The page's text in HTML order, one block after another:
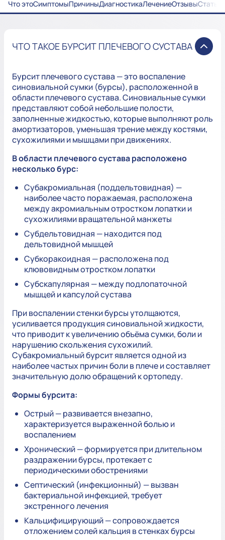
Что этоСимптомыПричиныДиагностикаЛечениеОтзывыСтатьи
ЧТО ТАКОЕ БУРСИТ ПЛЕЧЕВОГО СУСТАВА
Бурсит плечевого сустава — это воспаление
синовиальной сумки (бурсы), расположенной в
области плечевого сустава. Синовиальные сумки
представляют собой небольшие полости,
заполненные жидкостью, которые выполняют роль
амортизаторов, уменьшая трение между костями,
сухожилиями и мышцами при движениях.
В области плечевого сустава расположено
несколько бурс:
Субакромиальная (поддельтовидная) —
наиболее часто поражаемая, расположена
между акромиальным отростком лопатки и
сухожилиями вращательной манжеты
Субдельтовидная — находится под
дельтовидной мышцей
Субкоракоидная — расположена под
клювовидным отростком лопатки
Субскапулярная — между подлопаточной
мышцей и капсулой сустава
При воспалении стенки бурсы утолщаются,
усиливается продукция синовиальной жидкости,
что приводит к увеличению объёма сумки, боли и
нарушению скольжения сухожилий.
Субакромиальный бурсит является одной из
наиболее частых причин боли в плече и составляет
значительную долю обращений к ортопеду.
Формы бурсита:
Острый — развивается внезапно,
характеризуется выраженной болью и
воспалением
Хронический — формируется при длительном
раздражении бурсы, протекает с
периодическими обострениями
Септический (инфекционный) — вызван
бактериальной инфекцией, требует
экстренного лечения
Кальцифицирующий — сопровождается
отложением солей кальция в стенках бурсы